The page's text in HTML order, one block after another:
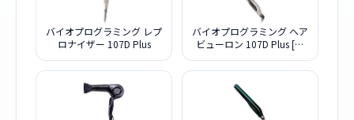
バイオプログラミング レプ
ロナイザー 107D Plus
バイオプログラミング ヘア
ビューロン 107D Plus [ス